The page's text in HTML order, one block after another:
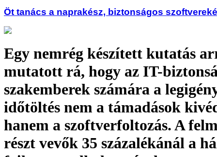
Öt tanács a naprakész, biztonságos
Egy nemrég készített kutatás
mutatott rá, hogy az IT-
szakemberek számára a
időtöltés nem a támadások
hanem a szoftverfoltozás. A
részt vevők 35 százalékánál a